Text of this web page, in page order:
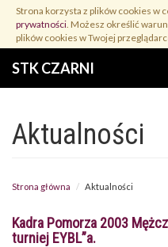
Przejdź
treści
Strona korzysta z plików cookies w
prywatności. Możesz określić
plików cookies w Twojej
STK CZARNI
Aktualności
Strona główna Aktualności
Kadra Pomorza 2003
turniej EYBL”a.